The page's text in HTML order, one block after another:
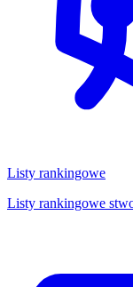
Listy rankingowe
Listy rankingowe